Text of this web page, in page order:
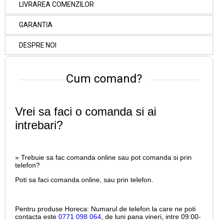
LIVRAREA COMENZILOR
GARANTIA
DESPRE NOI
Cum comand?
Vrei sa faci o comanda si ai
intrebari?
» Trebuie sa fac comanda online sau pot comanda si prin
telefon?
Poti sa faci comanda online, sau prin telefon.
Pentru produse Horeca: Numarul de telefon la care ne poti
contacta este 0771 098 064, de luni pana vineri, intre 09:00-